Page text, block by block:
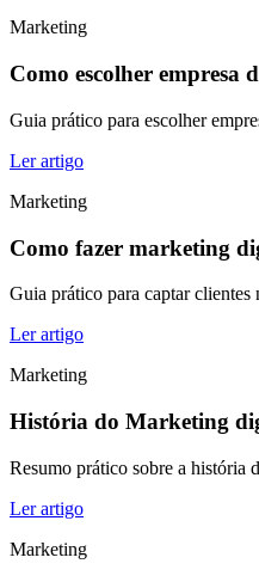
Marketing
Como escolher empresa
Guia prático para escolher
Ler artigo
Marketing
Como fazer marketing
Guia prático para captar clientes
Ler artigo
Marketing
História do Marketing
Resumo prático sobre a história
Ler artigo
Marketing